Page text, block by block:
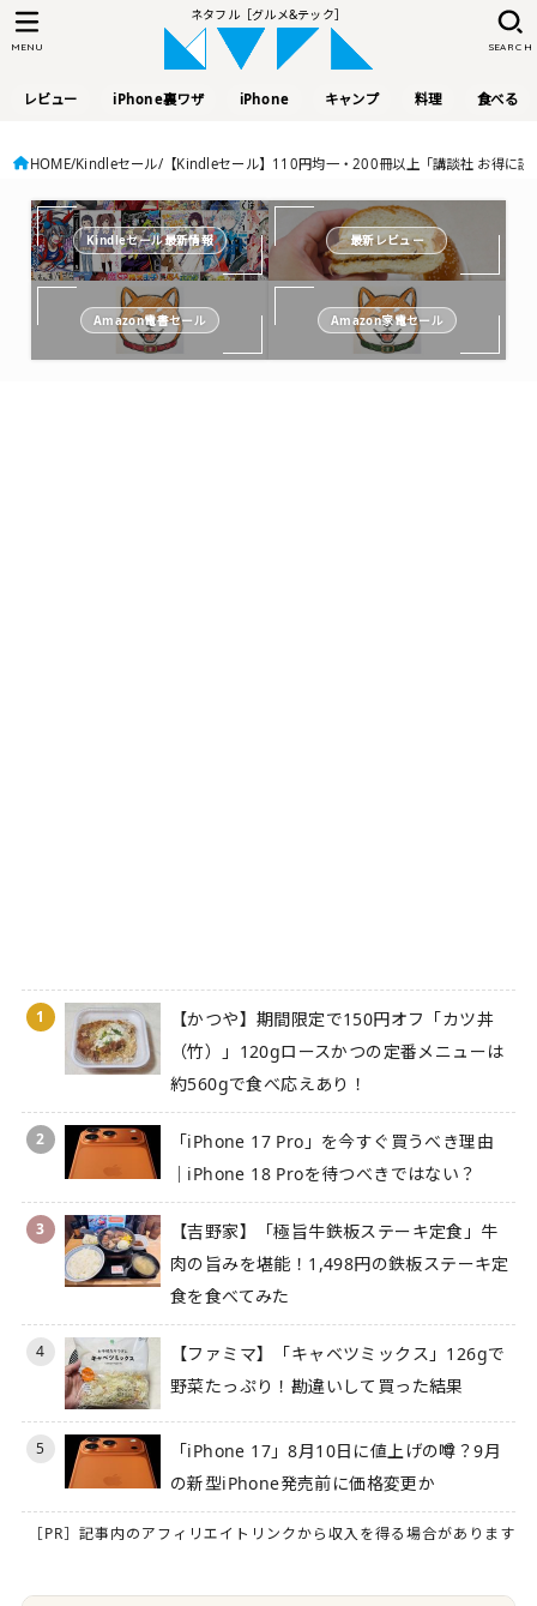
ネタフル［グルメ&テック］
レビュー iPhone裏ワザ iPhone キャンプ 料理 食べる
SEARCH
MENU
HOME Kindleセール 【Kindleセール】110円均一・200冊以上「講談社 お得に
Kindleセール最新情報 最新レビュー
Amazon電書セール Amazon家電セール
1
【かつや】期間限定で150円オフ「カツ丼
（竹）」120gロースかつの定番メニューは
約560gで食べ応えあり！
2
「iPhone 17 Pro」を今すぐ買うべき理由
｜iPhone 18 Proを待つべきではない？
3
【吉野家】「極旨牛鉄板ステーキ定食」牛
肉の旨みを堪能！1,498円の鉄板ステーキ定
食を食べてみた
4
【ファミマ】「キャベツミックス」126gで
野菜たっぷり！勘違いして買った結果
5
「iPhone 17」8月10日に値上げの噂？9月
の新型iPhone発売前に価格変更か
［PR］記事内のアフィリエイトリンクから収入を得る場合があります